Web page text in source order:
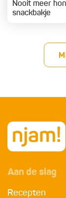
Nooit meer
snackbakje
Aan de slag
Recepten